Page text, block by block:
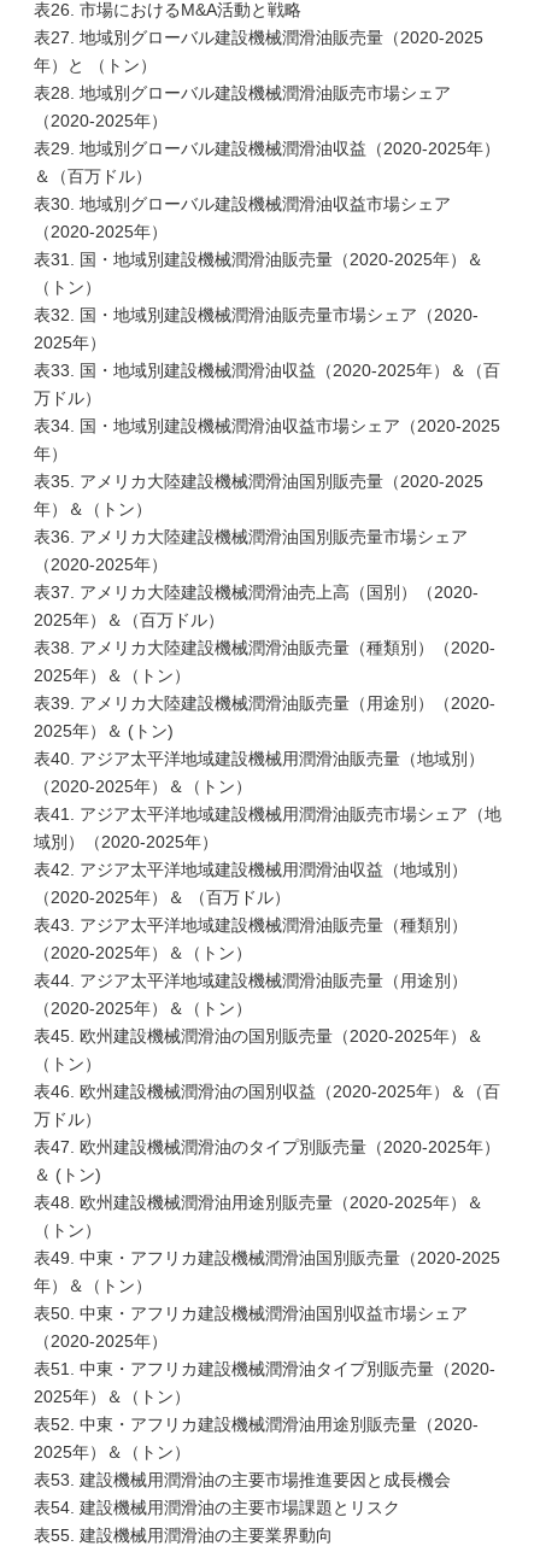
表26. 市場におけるM&A活動と戦略
表27. 地域別グローバル建設機械潤滑油販売量（2020-2025
年）と （トン）
表28. 地域別グローバル建設機械潤滑油販売市場シェア
（2020-2025年）
表29. 地域別グローバル建設機械潤滑油収益（2020-2025年）
＆（百万ドル）
表30. 地域別グローバル建設機械潤滑油収益市場シェア
（2020-2025年）
表31. 国・地域別建設機械潤滑油販売量（2020-2025年）＆
（トン）
表32. 国・地域別建設機械潤滑油販売量市場シェア（2020-
2025年）
表33. 国・地域別建設機械潤滑油収益（2020-2025年）＆（百
万ドル）
表34. 国・地域別建設機械潤滑油収益市場シェア（2020-2025
年）
表35. アメリカ大陸建設機械潤滑油国別販売量（2020-2025
年）＆（トン）
表36. アメリカ大陸建設機械潤滑油国別販売量市場シェア
（2020-2025年）
表37. アメリカ大陸建設機械潤滑油売上高（国別）（2020-
2025年）＆（百万ドル）
表38. アメリカ大陸建設機械潤滑油販売量（種類別）（2020-
2025年）＆（トン）
表39. アメリカ大陸建設機械潤滑油販売量（用途別）（2020-
2025年）＆ (トン)
表40. アジア太平洋地域建設機械用潤滑油販売量（地域別）
（2020-2025年）＆（トン）
表41. アジア太平洋地域建設機械用潤滑油販売市場シェア（地
域別）（2020-2025年）
表42. アジア太平洋地域建設機械用潤滑油収益（地域別）
（2020-2025年）＆ （百万ドル）
表43. アジア太平洋地域建設機械潤滑油販売量（種類別）
（2020-2025年）＆（トン）
表44. アジア太平洋地域建設機械潤滑油販売量（用途別）
（2020-2025年）＆（トン）
表45. 欧州建設機械潤滑油の国別販売量（2020-2025年）＆
（トン）
表46. 欧州建設機械潤滑油の国別収益（2020-2025年）＆（百
万ドル）
表47. 欧州建設機械潤滑油のタイプ別販売量（2020-2025年）
＆ (トン)
表48. 欧州建設機械潤滑油用途別販売量（2020-2025年）＆
（トン）
表49. 中東・アフリカ建設機械潤滑油国別販売量（2020-2025
年）＆（トン）
表50. 中東・アフリカ建設機械潤滑油国別収益市場シェア
（2020-2025年）
表51. 中東・アフリカ建設機械潤滑油タイプ別販売量（2020-
2025年）＆（トン）
表52. 中東・アフリカ建設機械潤滑油用途別販売量（2020-
2025年）＆（トン）
表53. 建設機械用潤滑油の主要市場推進要因と成長機会
表54. 建設機械用潤滑油の主要市場課題とリスク
表55. 建設機械用潤滑油の主要業界動向